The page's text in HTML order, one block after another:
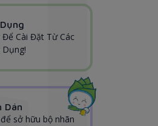
Cài Đặt Từ Các
Dụng!
Dán
sở hữu bộ nhãn